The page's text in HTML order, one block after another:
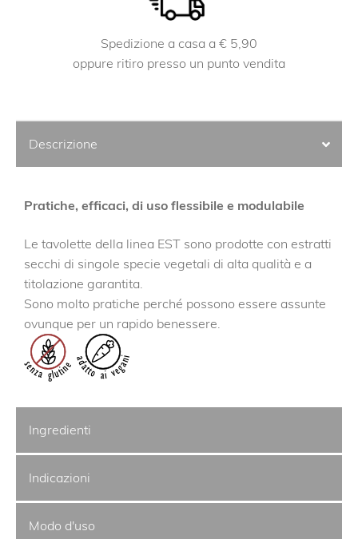
Spedizione a casa a € 5,90
oppure ritiro presso un punto vendita
Descrizione
Pratiche, efficaci, di uso flessibile e modulabile
Le tavolette della linea EST sono prodotte con estratti
secchi di singole specie vegetali di alta qualità e a
titolazione garantita.
Sono molto pratiche perché possono essere assunte
ovunque per un rapido benessere.
Ingredienti
Indicazioni
Modo d'uso